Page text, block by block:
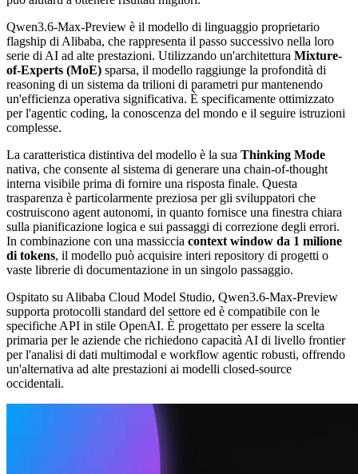
Qwen3.6-Max-Preview è il modello di linguaggio proprietario
flagship di Alibaba, che rappresenta il passo successivo nella loro
serie di AI ad alte prestazioni. Utilizzando un'architettura Mixture-
of-Experts (MoE) sparsa, il modello raggiunge la profondità di
reasoning di un sistema da trilioni di parametri pur mantenendo
un'efficienza operativa significativa. È specificamente ottimizzato
per l'agentic coding, la conoscenza del mondo e il seguire istruzioni
complesse.
La caratteristica distintiva del modello è la sua Thinking Mode
nativa, che consente al sistema di generare una chain-of-thought
interna visibile prima di fornire una risposta finale. Questa
trasparenza è particolarmente preziosa per gli sviluppatori che
costruiscono agent autonomi, in quanto fornisce una finestra chiara
sulla pianificazione logica e sui passaggi di correzione degli errori.
In combinazione con una massiccia context window da 1 milione
di tokens, il modello può acquisire interi repository di progetti o
vaste librerie di documentazione in un singolo passaggio.
Ospitato su Alibaba Cloud Model Studio, Qwen3.6-Max-Preview
supporta protocolli standard del settore ed è compatibile con le
specifiche API in stile OpenAI. È progettato per essere la scelta
primaria per le aziende che richiedono capacità AI di livello frontier
per l'analisi di dati multimodal e workflow agentic robusti, offrendo
un'alternativa ad alte prestazioni ai modelli closed-source
occidentali.